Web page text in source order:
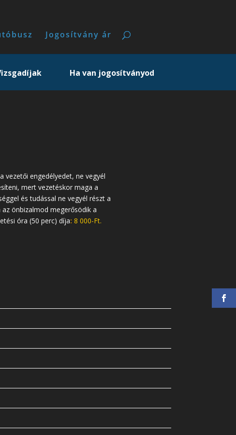
Jogosítvány ár
Ha van jogosítványod
engedélyedet, ne vegyél
mert vezetéskor maga a
és tudással ne vegyél részt a
önbizalmod megerősödik a
óra (50 perc) díja: 8 000-Ft.